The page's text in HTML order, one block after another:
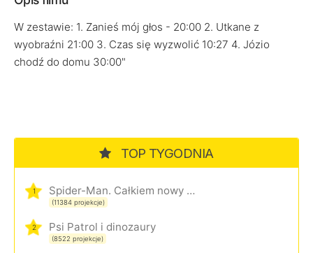
W zestawie: 1. Zanieś mój głos - 20:00 2. Utkane z
wyobraźni 21:00 3. Czas się wyzwolić 10:27 4. Józio
chodź do domu 30:00"
TOP TYGODNIA
1 Spider-Man. Całkiem nowy dzień
(11384 projekcje)
2 Psi Patrol i dinozaury
(8522 projekcje)